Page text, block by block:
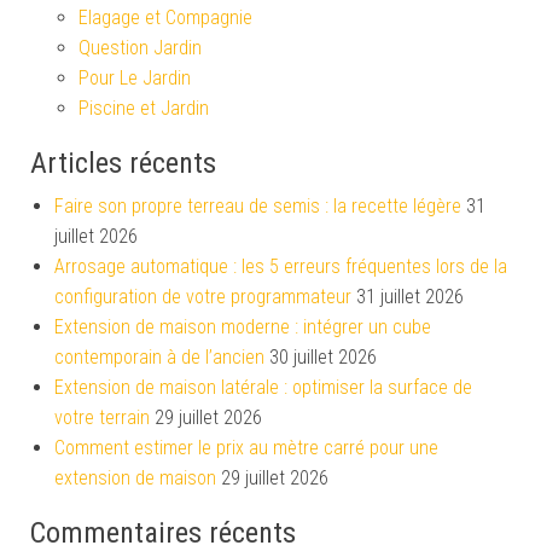
Elagage et Compagnie
Question Jardin
Pour Le Jardin
Piscine et Jardin
Articles récents
Faire son propre terreau de semis : la recette légère 31
juillet 2026
Arrosage automatique : les 5 erreurs fréquentes lors de la
configuration de votre programmateur 31 juillet 2026
Extension de maison moderne : intégrer un cube
contemporain à de l’ancien 30 juillet 2026
Extension de maison latérale : optimiser la surface de
votre terrain 29 juillet 2026
Comment estimer le prix au mètre carré pour une
extension de maison 29 juillet 2026
Commentaires récents